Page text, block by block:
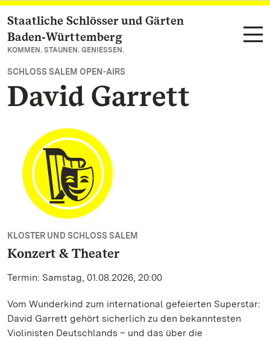
Zum Hauptinhalt springen
Staatliche Schlösser und Gärten
Baden‑Württemberg
KOMMEN. STAUNEN. GENIESSEN.
SCHLOSS SALEM OPEN-AIRS
David Garrett
KLOSTER UND SCHLOSS SALEM
Konzert & Theater
Termin: Samstag, 01.08.2026, 20:00
Vom Wunderkind zum international gefeierten Superstar:
David Garrett gehört sicherlich zu den bekanntesten
Violinisten Deutschlands – und das über die